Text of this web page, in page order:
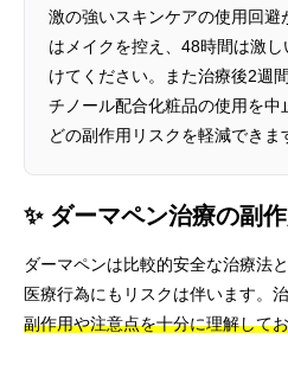
激の強いスキンケアの使用回避
はメイクを控え、48時間は激
けてください。また治療後2週
チノール配合化粧品の使用を中
どの副作用リスクを軽減できま
✨ ダーマペン治療の副
ダーマペンは比較的安全な治療法
医療行為にもリスクは伴います。
副作用や注意点を十分に理解して